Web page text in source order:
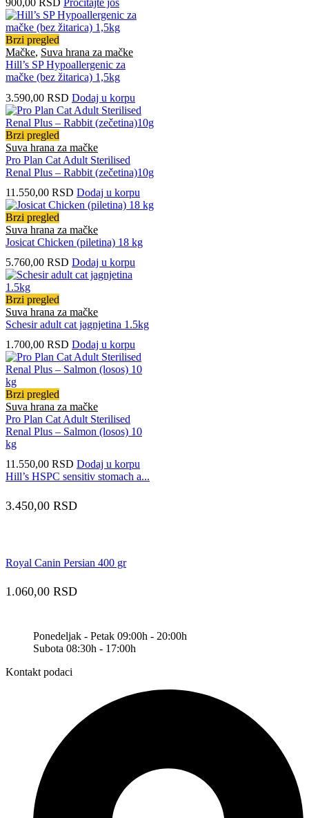
900,00 RSD Pročitajte još
Brzi pregled
Mačke, Suva hrana za mačke
Hill’s SP Hypoallergenic za
mačke (bez žitarica) 1,5kg
3.590,00 RSD Dodaj u korpu
Brzi pregled
Suva hrana za mačke
Pro Plan Cat Adult Sterilised
Renal Plus – Rabbit (zečetina)10g
11.550,00 RSD Dodaj u korpu
Brzi pregled
Suva hrana za mačke
Josicat Chicken (piletina) 18 kg
5.760,00 RSD Dodaj u korpu
Brzi pregled
Suva hrana za mačke
Schesir adult cat jagnjetina 1.5kg
1.700,00 RSD Dodaj u korpu
Brzi pregled
Suva hrana za mačke
Pro Plan Cat Adult Sterilised
Renal Plus – Salmon (losos) 10
kg
11.550,00 RSD Dodaj u korpu
Hill’s HSPC sensitiv stomach a...
3.450,00 RSD
Royal Canin Persian 400 gr
1.060,00 RSD
Ponedeljak - Petak 09:00h - 20:00h
Subota 08:30h - 17:00h
Kontakt podaci